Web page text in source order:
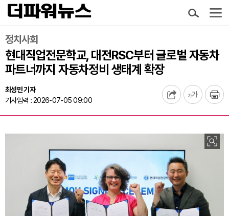
정치사회
현대직업전문학교, 대전RSC부터 글로벌 자동차
파트너까지 자동차정비 생태계 확장
최성민 기자
기사입력 : 2026-07-05 09:00